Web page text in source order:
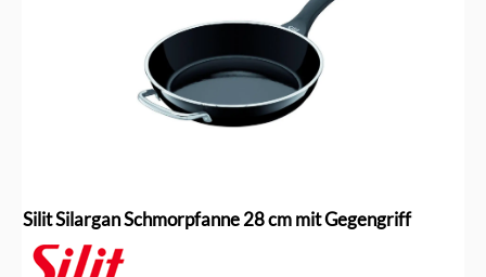
Silit Silargan Schmorpfanne 28 cm mit Gegengriff